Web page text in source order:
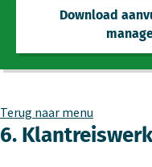
Download
Terug naar menu
6.